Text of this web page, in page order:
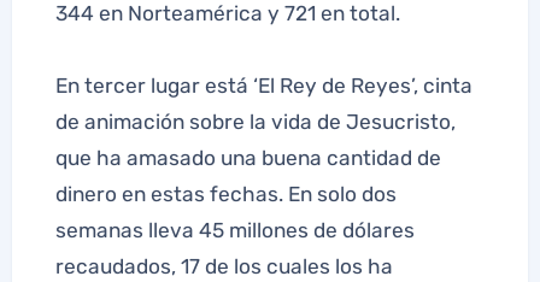
344 en Norteamérica y 721 en total.
En tercer lugar está ‘El Rey de Reyes’, cinta
de animación sobre la vida de Jesucristo,
que ha amasado una buena cantidad de
dinero en estas fechas. En solo dos
semanas lleva 45 millones de dólares
recaudados, 17 de los cuales los ha